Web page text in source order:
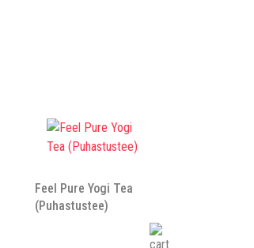
Feel Pure Yogi Tea
(Puhastustee)